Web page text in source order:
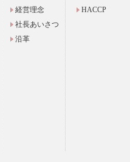
経営理念
社長あいさつ
沿革
HACCP